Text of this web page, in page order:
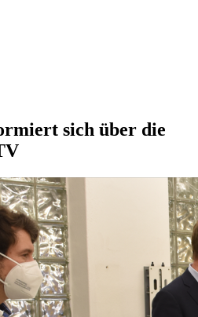
sich über die